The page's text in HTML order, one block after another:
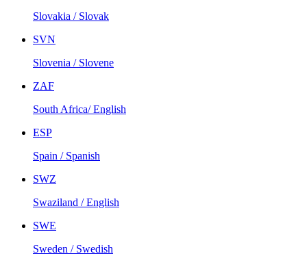
Slovakia / Slovak
SVN
Slovenia / Slovene
ZAF
South Africa/ English
ESP
Spain / Spanish
SWZ
Swaziland / English
SWE
Sweden / Swedish